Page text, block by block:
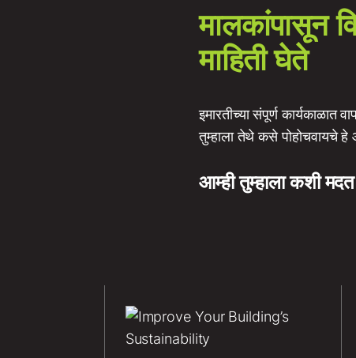
मालकांपासून
माहिती घेते
इमारतीच्या संपूर्ण कार्यकाळात
तुम्हाला तेथे कसे पोहोचवायचे
आम्ही तुम्हाला कशी